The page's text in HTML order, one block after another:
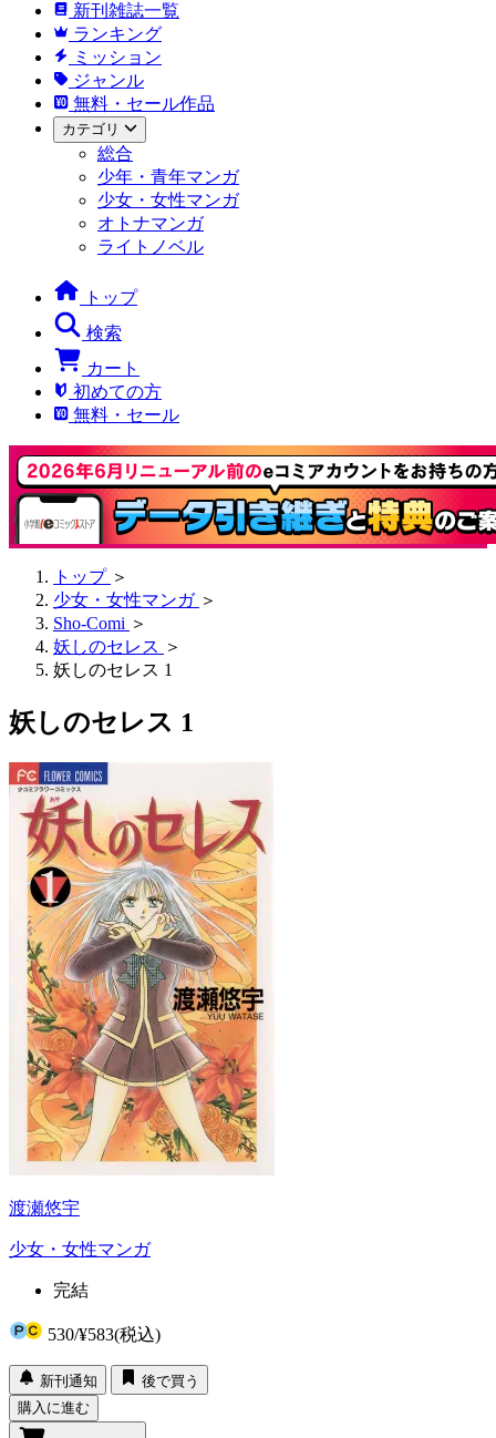
新刊雑誌一覧
ランキング
ミッション
ジャンル
無料・セール作品
カテゴリ
総合
少年・青年マンガ
少女・女性マンガ
オトナマンガ
ライトノベル
トップ
検索
カート
初めての方
無料・セール
トップ ＞
少女・女性マンガ ＞
Sho-Comi ＞
妖しのセレス ＞
妖しのセレス 1
妖しのセレス 1
渡瀬悠宇
少女・女性マンガ
完結
530/¥583(税込)
新刊通知
後で買う
購入に進む